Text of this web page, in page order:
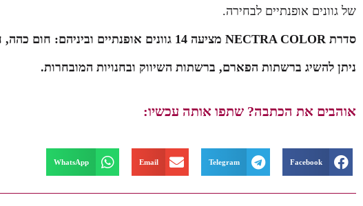
של גוונים אופנתיים לבחירה.
סדרת NECTRA COLOR מציעה 14 גוונים אופנתיים וביניהם: חום כהה, חום בהיר, בלונד, כחול שחור, אדום עז ועוד.
ניתן להשיג ברשתות הפארם, ברשתות השיווק ובחנויות המובחרות.
אוהבים את הכתבה? שתפו אותה עכשיו:
Facebook
Telegram
Email
WhatsApp